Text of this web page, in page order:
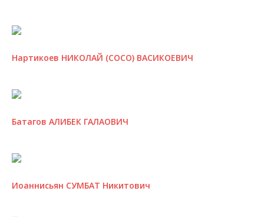
Нартикоев НИКОЛАЙ (СОСО) ВАСИКОЕВИЧ
Батагов АЛИБЕК ГАЛАОВИЧ
Иоаннисьян СУМБАТ Никитович